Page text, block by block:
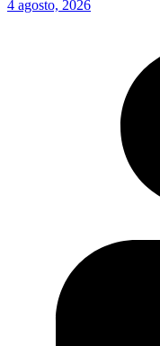
4 agosto, 2026